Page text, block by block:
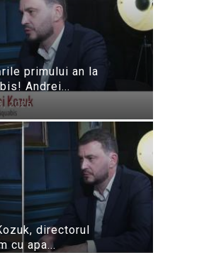
primului an la
Andrei...
2026
directorul
cu apa...